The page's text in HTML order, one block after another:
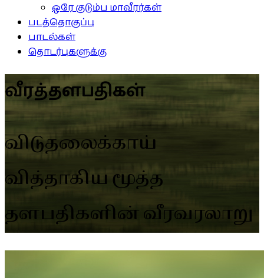
ஒரே குடும்ப மாவீரர்கள்
படத்தொகுப்பு
பாடல்கள்
தொடர்புகளுக்கு
வீரத்தளபதிகள்
விடுதலைக்காய்
வித்தாகிய மூத்த
தளபதிகளின் வீரவரலாறு